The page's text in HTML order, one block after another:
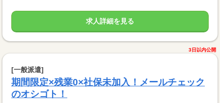
求人詳細を見る
3日以内公開
[一般派遣]
期間限定×残業0×社保未加入！メールチェック
のオシゴト！